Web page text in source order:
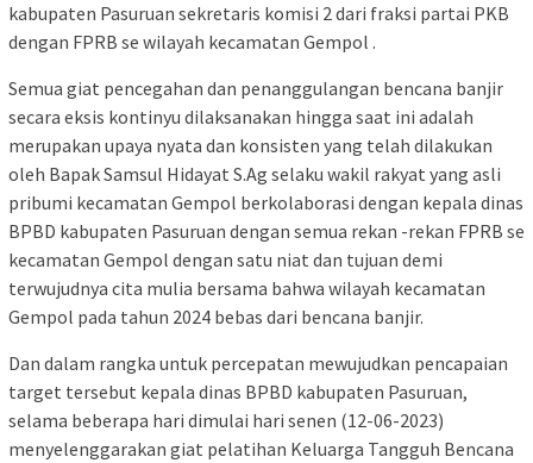
kabupaten Pasuruan sekretaris komisi 2 dari fraksi partai PKB
dengan FPRB se wilayah kecamatan Gempol .
Semua giat pencegahan dan penanggulangan bencana banjir
secara eksis kontinyu dilaksanakan hingga saat ini adalah
merupakan upaya nyata dan konsisten yang telah dilakukan
oleh Bapak Samsul Hidayat S.Ag selaku wakil rakyat yang asli
pribumi kecamatan Gempol berkolaborasi dengan kepala dinas
BPBD kabupaten Pasuruan dengan semua rekan -rekan FPRB se
kecamatan Gempol dengan satu niat dan tujuan demi
terwujudnya cita mulia bersama bahwa wilayah kecamatan
Gempol pada tahun 2024 bebas dari bencana banjir.
Dan dalam rangka untuk percepatan mewujudkan pencapaian
target tersebut kepala dinas BPBD kabupaten Pasuruan,
selama beberapa hari dimulai hari senen (12-06-2023)
menyelenggarakan giat pelatihan Keluarga Tangguh Bencana